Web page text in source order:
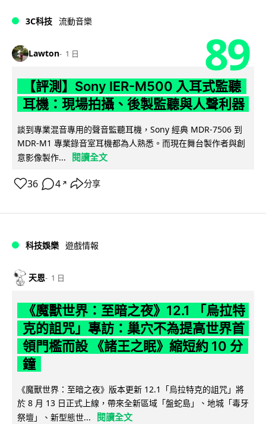
3C科技 流動音樂
Lawton 1 日 89
【評測】Sony IER-M500 入耳式監聽
耳機：現場拍攝、後製監聽與人聲利器
談到專業混音專用的聲音監聽耳機，Sony 經典 MDR-7506 到
MDR-M1 專業錄音室耳機都為人熟悉。而現在舞台製作者與創
意影像製作...
閱讀全文
36 4 ↗ 分享
科技娛樂 遊戲情報
天恩 1 日
《魔獸世界：至暗之夜》12.1 「烏拉特
克的詛咒」專訪：巢穴不為提高世界首
領門檻而設 《諸王之眠》縮短約 10 分
鐘
《魔獸世界：至暗之夜》版本更新 12.1「烏拉特克的詛咒」將
於 8 月 13 日正式上線，帶來全新區域「盤蛇島」、地城「毒牙
祭壇」、新型態世...
閱讀全文